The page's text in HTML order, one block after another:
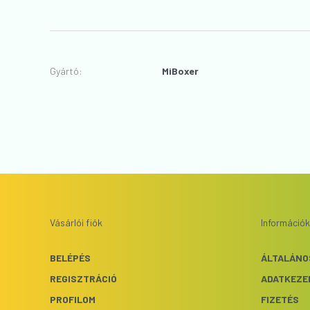
Gyártó: MiBoxer
Vásárlói fiók
BELÉPÉS
REGISZTRÁCIÓ
PROFILOM
Információk
FIZETÉS